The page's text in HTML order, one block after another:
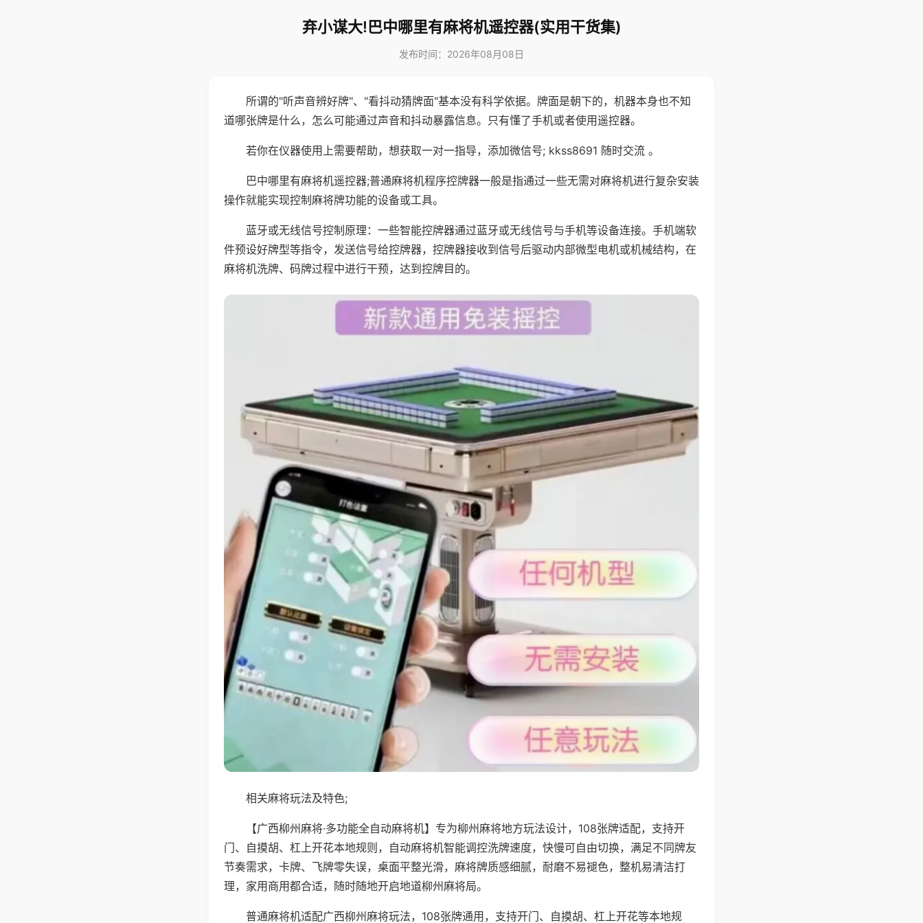
弃小谋大!巴中哪里有麻将机遥控器(实用干货集)
发布时间：2026年08月08日
所谓的"听声音辨好牌"、"看抖动猜牌面"基本没有科学依据。牌面是朝下的，机器本身也不知
道哪张牌是什么，怎么可能通过声音和抖动暴露信息。只有懂了手机或者使用遥控器。
若你在仪器使用上需要帮助，想获取一对一指导，添加微信号; kkss8691 随时交流 。
巴中哪里有麻将机遥控器;普通麻将机程序控牌器一般是指通过一些无需对麻将机进行复杂安装
操作就能实现控制麻将牌功能的设备或工具。
蓝牙或无线信号控制原理：一些智能控牌器通过蓝牙或无线信号与手机等设备连接。手机端软
件预设好牌型等指令，发送信号给控牌器，控牌器接收到信号后驱动内部微型电机或机械结构，在
麻将机洗牌、码牌过程中进行干预，达到控牌目的。
相关麻将玩法及特色;
【广西柳州麻将·多功能全自动麻将机】专为柳州麻将地方玩法设计，108张牌适配，支持开
门、自摸胡、杠上开花本地规则，自动麻将机智能调控洗牌速度，快慢可自由切换，满足不同牌友
节奏需求，卡牌、飞牌零失误，桌面平整光滑，麻将牌质感细腻，耐磨不易褪色，整机易清洁打
理，家用商用都合适，随时随地开启地道柳州麻将局。
普通麻将机适配广西柳州麻将玩法，108张牌通用，支持开门、自摸胡、杠上开花等本地规